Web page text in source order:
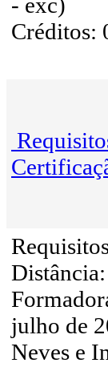
- exc)
Créditos:
julho de
Neves e